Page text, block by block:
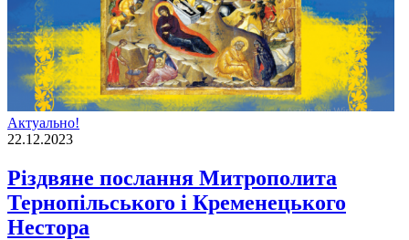
Актуально!
22.12.2023
Різдвяне послання Митрополита
Тернопільського і Кременецького
Нестора